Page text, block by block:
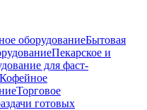
оборудованиеБытовая
Пекарское и
для фаст-
Кофейное
Торговое
готовых